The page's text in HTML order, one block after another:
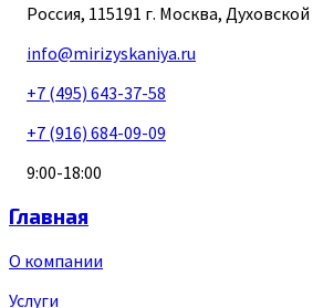
Россия, 115191 г. Москва,
info@mirizyskaniya.ru
+7 (495) 643-37-58
+7 (916) 684-09-09
9:00-18:00
Главная
О компании
Услуги